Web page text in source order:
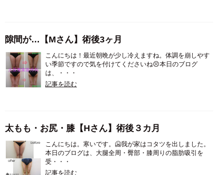
隙間が…【Mさん】術後3ヶ月
こんにちは！最近朝晩が少し冷えますね。体調を崩しやす
い季節ですので気を付けてくださいね😣本日のブログ
は、・・・
記事を読む
太もも・お尻・膝【Hさん】術後３カ月
こんにちは。寒いです。🥶我が家はコタツを出しました。
本日のブログは、大腿全周・臀部・膝周りの脂肪吸引を
受・・・
記事を読む